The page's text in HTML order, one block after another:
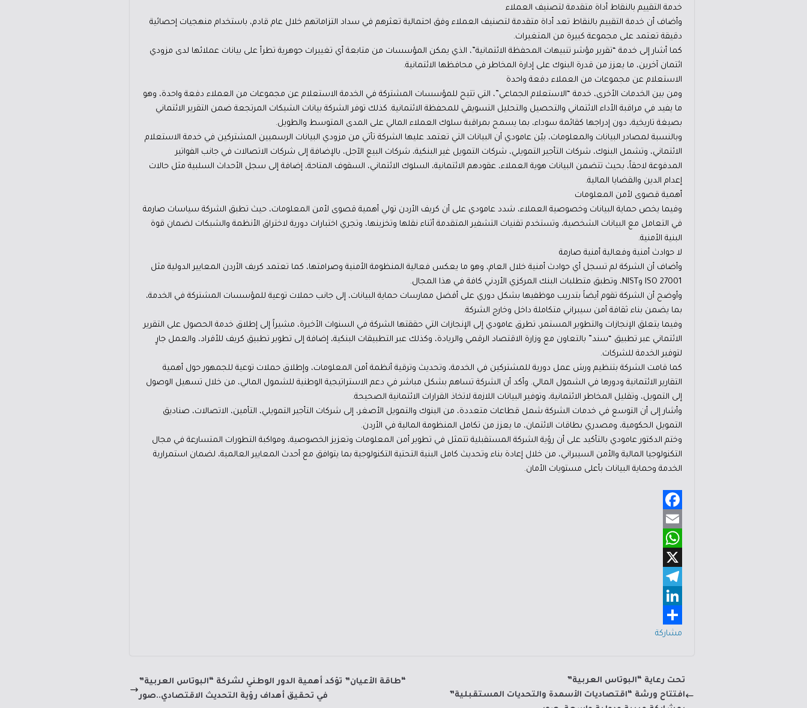
خدمة التقييم بالنقاط أداة متقدمة لتصنيف العملاء
وأضاف أن خدمة التقييم بالنقاط تعد أداة متقدمة لتصنيف العملاء وفق احتمالية تعثرهم في سداد التزاماتهم خلال عام قادم، باستخدام منهجيات إحصائية
دقيقة تعتمد على مجموعة كبيرة من المتغيرات.
كما أشار إلى خدمة “تقرير مؤشر تنبيهات المحفظة الائتمانية”، الذي يمكن المؤسسات من متابعة أي تغييرات جوهرية تطرأ على بيانات عملائها لدى مزودي
ائتمان آخرين، ما يعزز من قدرة البنوك على إدارة المخاطر في محافظها الائتمانية.
الاستعلام عن مجموعات من العملاء دفعة واحدة
ومن بين الخدمات الأخرى، خدمة “الاستعلام الجماعي”، التي تتيح للمؤسسات المشتركة في الخدمة الاستعلام عن مجموعات من العملاء دفعة واحدة، وهو
ما يفيد في مراقبة الأداء الائتماني والتحصيل والتحليل التسويقي للمحفظة الائتمانية. كذلك توفر الشركة بيانات الشيكات المرتجعة ضمن التقرير الائتماني
بصيغة تاريخية، دون إدراجها كقائمة سوداء، بما يسمح بمراقبة سلوك العملاء المالي على المدى المتوسط والطويل.
وبالنسبة لمصادر البيانات والمعلومات، بيّن عامودي أن البيانات التي تعتمد عليها الشركة تأتي من مزودي البيانات الرسميين المشتركين في خدمة الاستعلام
الائتماني، وتشمل البنوك، شركات التأجير التمويلي، شركات التمويل غير البنكية، شركات البيع الآجل، بالإضافة إلى شركات الاتصالات في جانب الفواتير
المدفوعة لاحقاً، بحيث تتضمن البيانات هوية العملاء، عقودهم الائتمانية، السلوك الائتماني، السقوف المتاحة، إضافة إلى سجل الأحداث السلبية مثل حالات
إعدام الدين والقضايا المالية.
أهمية قصوى لأمن المعلومات
وفيما يخص حماية البيانات وخصوصية العملاء، شدد عامودي على أن كريف الأردن تولي أهمية قصوى لأمن المعلومات، حيث تطبق الشركة سياسات صارمة
في التعامل مع البيانات الشخصية، وتستخدم تقنيات التشفير المتقدمة أثناء نقلها وتخزينها، وتجري اختبارات دورية لاختراق الأنظمة والشبكات لضمان قوة
البنية الأمنية.
لا حوادث أمنية وفعالية أمنية صارمة
وأضاف أن الشركة لم تسجل أي حوادث أمنية خلال العام، وهو ما يعكس فعالية المنظومة الأمنية وصرامتها، كما تعتمد كريف الأردن المعايير الدولية مثل
ISO 27001 وNIST، وتطبق متطلبات البنك المركزي الأردني كافة في هذا المجال.
وأوضح أن الشركة تقوم أيضاً بتدريب موظفيها بشكل دوري على أفضل ممارسات حماية البيانات، إلى جانب حملات توعية للمؤسسات المشتركة في الخدمة،
بما يضمن بناء ثقافة أمن سيبراني متكاملة داخل وخارج الشركة.
وفيما يتعلق الإنجازات والتطوير المستمر، تطرق عامودي إلى الإنجازات التي حققتها الشركة في السنوات الأخيرة، مشيراً إلى إطلاق خدمة الحصول على التقرير
الائتماني عبر تطبيق “سند” بالتعاون مع وزارة الاقتصاد الرقمي والريادة، وكذلك عبر التطبيقات البنكية، إضافة إلى تطوير تطبيق كريف للأفراد، والعمل جارٍ
لتوفير الخدمة للشركات.
كما قامت الشركة بتنظيم ورش عمل دورية للمشتركين في الخدمة، وتحديث وترقية أنظمة أمن المعلومات، وإطلاق حملات توعية للجمهور حول أهمية
التقارير الائتمانية ودورها في الشمول المالي. وأكد أن الشركة تساهم بشكل مباشر في دعم الاستراتيجية الوطنية للشمول المالي، من خلال تسهيل الوصول
إلى التمويل، وتقليل المخاطر الائتمانية، وتوفير البيانات اللازمة لاتخاذ القرارات الائتمانية الصحيحة.
وأشار إلى أن التوسع في خدمات الشركة شمل قطاعات متعددة، من البنوك والتمويل الأصغر، إلى شركات التأجير التمويلي، التأمين، الاتصالات، صناديق
التمويل الحكومية، ومصدري بطاقات الائتمان، ما يعزز من تكامل المنظومة المالية في الأردن.
وختم الدكتور عامودي بالتأكيد على أن رؤية الشركة المستقبلية تتمثل في تطوير أمن المعلومات وتعزيز الخصوصية، ومواكبة التطورات المتسارعة في مجال
التكنولوجيا المالية والأمن السيبراني، من خلال إعادة بناء وتحديث كامل البنية التحتية التكنولوجية بما يتوافق مع أحدث المعايير العالمية، لضمان استمرارية
الخدمة وحماية البيانات بأعلى مستويات الأمان.
F
a
e
b
o
o
E
m
a
W
h
a
s
p
X
T
e
l
r
i
e
مشاركة
تحت رعاية “البوتاس العربية”
افتتاح ورشة “اقتصاديات الأسمدة والتحديات المستقبلية”
“طاقة الأعيان” تؤكد أهمية الدور الوطني لشركة “البوتاس العربية”
في تحقيق أهداف رؤية التحديث الاقتصادي..صور